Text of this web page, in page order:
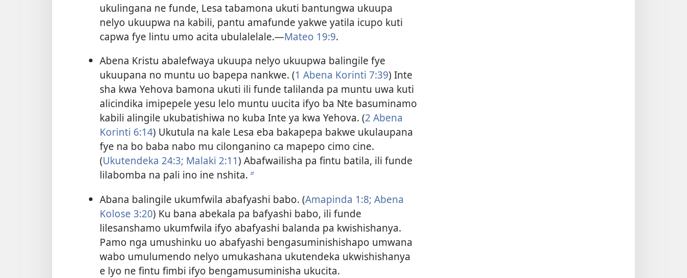
ukulingana ne funde, Lesa tabamona ukuti bantungwa ukuupa
nelyo ukuupwa na kabili, pantu amafunde yakwe yatila icupo kuti
capwa fye lintu umo acita ubulalelale.—Mateo 19:9.
Abena Kristu abalefwaya ukuupa nelyo ukuupwa balingile fye
ukuupana no muntu uo bapepa nankwe. (1 Abena Korinti 7:39) Inte
sha kwa Yehova bamona ukuti ili funde talilanda pa muntu uwa kuti
alicindika imipepele yesu lelo muntu uucita ifyo ba Nte basuminamo
kabili alingile ukubatishiwa no kuba Inte ya kwa Yehova. (2 Abena
Korinti 6:14) Ukutula na kale Lesa eba bakapepa bakwe ukulaupana
fye na bo baba nabo mu cilonganino ca mapepo cimo cine.
(Ukutendeka 24:3; Malaki 2:11) Abafwailisha pa fintu batila, ili funde
lilabomba na pali ino ine nshita. b
Abana balingile ukumfwila abafyashi babo. (Amapinda 1:8; Abena
Kolose 3:20) Ku bana abekala pa bafyashi babo, ili funde
lilesanshamo ukumfwila ifyo abafyashi balanda pa kwishishanya.
Pamo nga umushinku uo abafyashi bengasuminishishapo umwana
wabo umulumendo nelyo umukashana ukutendeka ukwishishanya
e lyo ne fintu fimbi ifyo bengamusuminisha ukucita.